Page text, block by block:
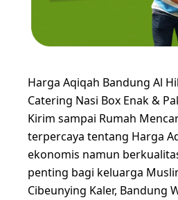
Harga Aqiqah Bandung Al
Catering Nasi Box Enak &
Kirim sampai Rumah
terpercaya tentang Harga
ekonomis namun
penting bagi keluarga
Cibeunying Kaler, Bandung